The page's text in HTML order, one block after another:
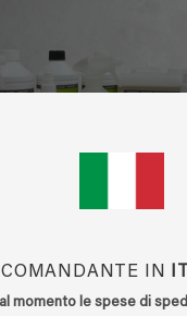
COMANDANTE IN
momento le spese di
di urina di gatto dal divano